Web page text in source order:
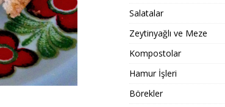
Salatalar
Zeytinyağlı ve Meze
Kompostolar
Hamur İşleri
Börekler